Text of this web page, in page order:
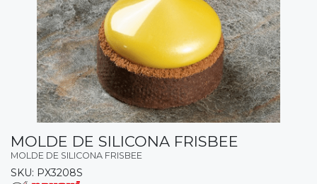
MOLDE DE SILICONA FRISBEE
MOLDE DE SILICONA FRISBEE
SKU: PX3208S